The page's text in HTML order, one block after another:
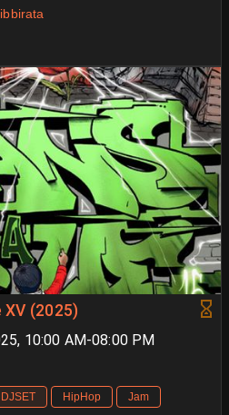
(2025)
10:00 AM-08:00 PM
DJSET HipHop
Jam